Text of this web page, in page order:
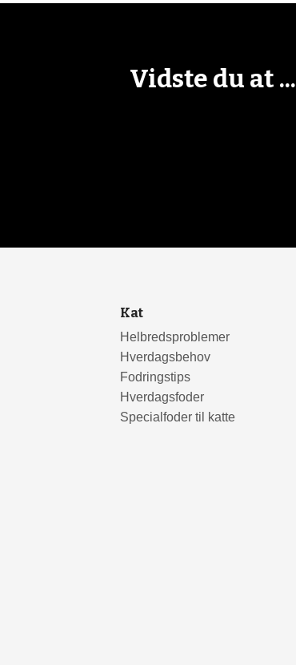
Vidste du at ...
Kat
Helbredsproblemer
Hverdagsbehov
Fodringstips
Hverdagsfoder
Specialfoder til katte